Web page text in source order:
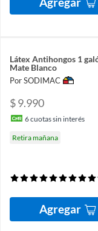
Látex Antihongos 1
Mate Blanco
Por SODIMAC
$ 9.990
6cuotas sin interés
Retira mañana
Agregar